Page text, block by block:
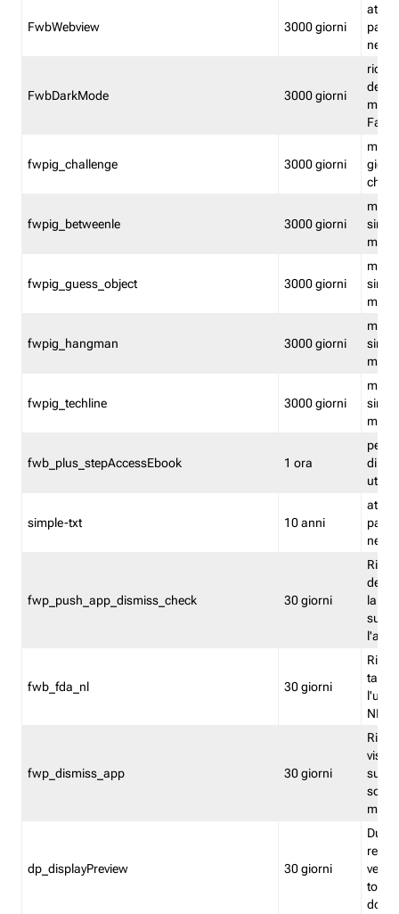
FwbWebview 3000 giorni
attiva
FwbDarkMode 3000 giorni
fwpig_challenge 3000 giorni
fwpig_betweenle 3000 giorni
fwpig_guess_object 3000 giorni
fwpig_hangman 3000 giorni
fwpig_techline 3000 giorni
fwb_plus_stepAccessEbook 1 ora
di un
simple-txt 10 anni
attiva
fwp_push_app_dismiss_check 30 giorni
la
fwb_fda_nl 30 giorni
NL
fwp_dismiss_app 30 giorni
visto
dp_displayPreview 30 giorni
torna
dopo